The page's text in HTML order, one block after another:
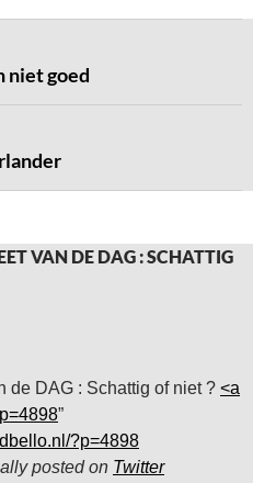
niet goed
VAN DE DAG : SCHATTIG
de DAG : Schattig of niet ? <a
”
?p=4898
posted on Twitter